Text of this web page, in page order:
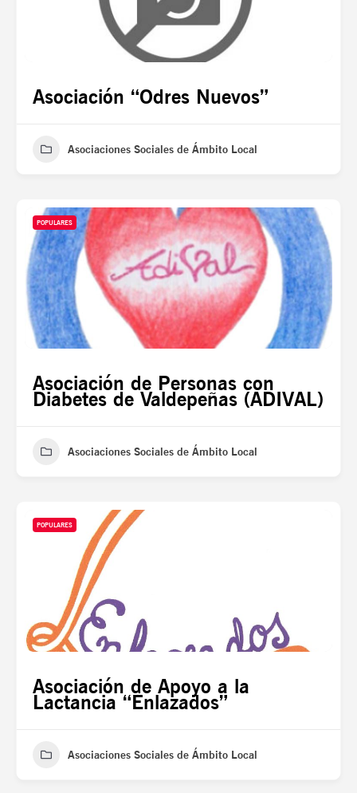
Asociación “Odres Nuevos”
Asociaciones Sociales de Ámbito Local
POPULARES
Asociación de Personas con
Diabetes de Valdepeñas (ADIVAL)
Asociaciones Sociales de Ámbito Local
POPULARES
Asociación de Apoyo a la
Lactancia “Enlazados”
Asociaciones Sociales de Ámbito Local